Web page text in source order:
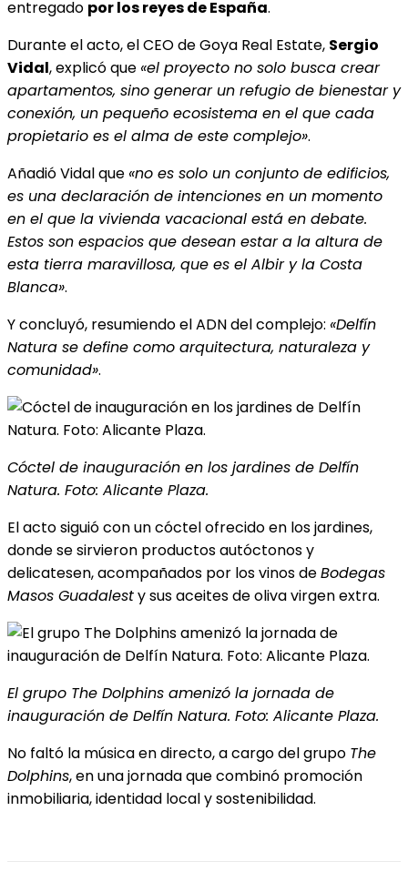
entregado por los reyes de España.
Durante el acto, el CEO de Goya Real Estate, Sergio
Vidal, explicó que«el proyecto no solo busca crear
apartamentos, sino generar un refugio de bienestar y
conexión, un pequeño ecosistema en el que cada
propietario es el alma de este complejo».
Añadió Vidal que«no es solo un conjunto de edificios,
es una declaración de intenciones en un momento
en el que la vivienda vacacional está en debate.
Estos son espacios que desean estar a la altura de
esta tierra maravillosa, que es el Albir y la Costa
Blanca».
Y concluyó, resumiendo el ADN del complejo: «Delfín
Natura se define como arquitectura, naturaleza y
comunidad».
Cóctel de inauguración en los jardines de Delfín
Natura. Foto: Alicante Plaza.
El acto siguió con un cóctel ofrecido en los jardines,
donde se sirvieron productos autóctonos y
delicatesen, acompañados por los vinos deBodegas
Masos Guadalesty sus aceites de oliva virgen extra.
El grupo The Dolphins amenizó la jornada de
inauguración de Delfín Natura. Foto: Alicante Plaza.
No faltó la música en directo, a cargo del grupo The
Dolphins, en una jornada que combinó promoción
inmobiliaria, identidad local y sostenibilidad.